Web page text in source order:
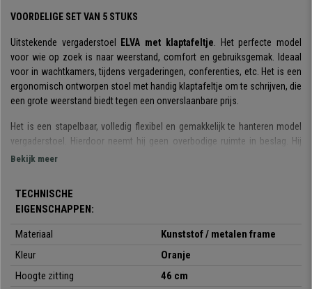
VOORDELIGE SET VAN 5 STUKS
Uitstekende vergaderstoel ELVA met klaptafeltje. Het perfecte model
voor wie op zoek is naar weerstand, comfort en gebruiksgemak. Ideaal
voor in wachtkamers, tijdens vergaderingen, conferenties, etc. Het is een
ergonomisch ontworpen stoel met handig klaptafeltje om te schrijven, die
een grote weerstand biedt tegen een onverslaanbare prijs.
Het is een stapelbaar, volledig flexibel en gemakkelijk te hanteren model
vergaderstoel. Hierdoor neemt hij geen overbodige ruimte in beslag. Hij
wordt GEMONTEERD GELEVERD.
zeerresistent en flexibel.
kwaliteit te bieden. De structuur bestaat uit een stalen frame met 4 zwarte
poten.
Hij is verkrijgbaar in verschillende kleuren, zodat u degene kunt kiezen
Bekijk meer
TECHNISCHE
EIGENSCHAPPEN:
Materiaal
Kunststof / metalen frame
Kleur
Oranje
Hoogte zitting
46 cm